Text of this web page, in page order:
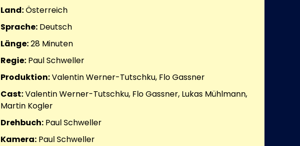
Land:Österreich
Sprache: Deutsch
Länge:28 Minuten
Regie: Paul Schweller
Produktion:Valentin Werner-Tutschku, Flo Gassner
Cast:Valentin Werner-Tutschku, Flo Gassner, Lukas Mühlmann,
Martin Kogler
Drehbuch: Paul Schweller
Kamera: Paul Schweller